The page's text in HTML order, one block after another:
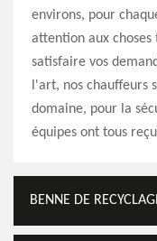
environs, pour
attention aux
satisfaire vos
l'art, nos chauffeurs
domaine, pour la
équipes ont tous
BENNE DE